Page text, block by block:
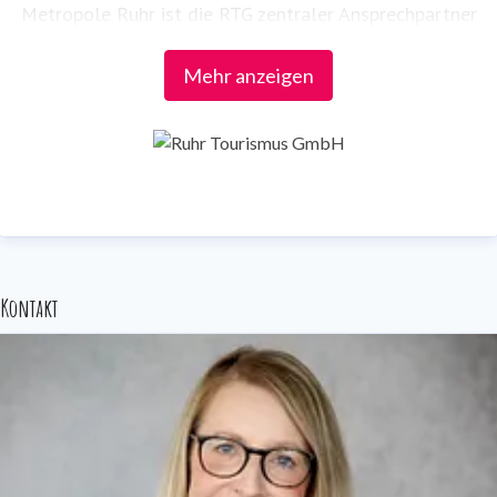
Metropole Ruhr ist die RTG zentraler Ansprechpartner
– auch bei der Vernetzung der touristischen Partner in
der Region.
Die Federführung folgender Projekte und
RuhrtalRadweg
Römer-Lippe-Route
Industriekultur.Ruhr
RuhrKunstMuseen
RuhrBühnen
Mehr anzeigen
Kontakt